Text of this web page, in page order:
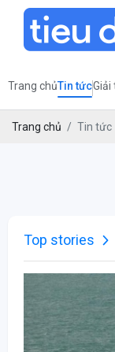
Trang chủTin tứcGiải
Trang chủ Tin tức
Top stories